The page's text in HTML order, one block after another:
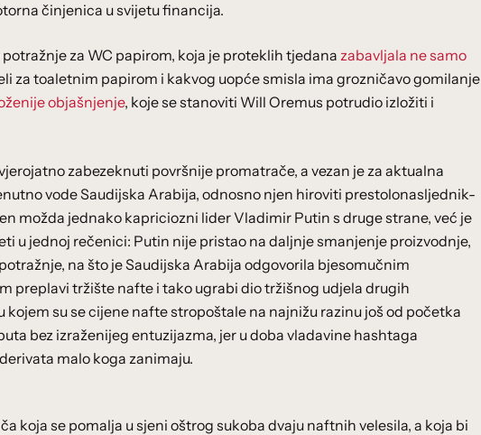
činjenica u svijetu financija.
za WC papirom, koja je proteklih tjedana zabavljala ne samo
za toaletnim papirom i kakvog uopće smisla ima grozničavo gomilanje
objašnjenje, koje se stanoviti Will Oremus potrudio izložiti i
zabezeknuti površnije promatrače, a vezan je za aktualna
vode Saudijska Arabija, odnosno njen hiroviti prestolonasljednik-
možda jednako kapriciozni lider Vladimir Putin s druge strane, već je
u jednoj rečenici: Putin nije pristao na daljnje smanjenje proizvodnje,
na što je Saudijska Arabija odgovorila bjesomučnim
preplavi tržište nafte i tako ugrabi dio tržišnog udjela drugih
su se cijene nafte stropoštale na najnižu razinu još od početka
bez izraženijeg entuzijazma, jer u doba vladavine hashtaga
malo koga zanimaju.
koja se pomalja u sjeni oštrog sukoba dvaju naftnih velesila, a koja bi